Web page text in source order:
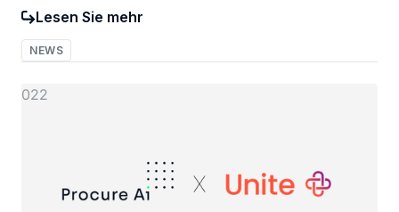
Lesen Sie mehr
NEWS
022